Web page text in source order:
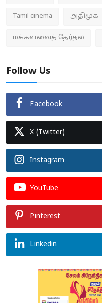
Tamil cinema அதிமுக
மக்களவைத் தேர்தல்
Follow Us
Facebook
X (Twitter)
Instagram
YouTube
Pinterest
Linkedin